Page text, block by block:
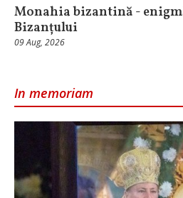
Monahia bizantină -
Bizanțului
09 Aug, 2026
In memoriam